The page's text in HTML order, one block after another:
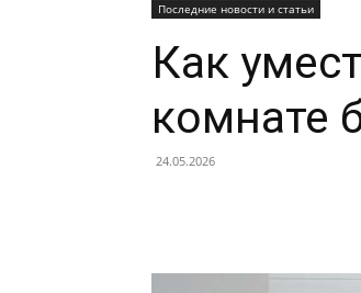
Последние новости и статьи
Как
комнате
24.05.2026